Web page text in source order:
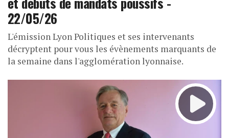
22/05/26
L'émission Lyon Politiques et ses intervenants
décryptent pour vous les évènements marquants de
la semaine dans l'agglomération lyonnaise.